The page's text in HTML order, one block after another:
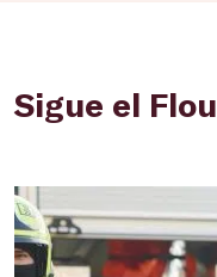
Sigue el Flou